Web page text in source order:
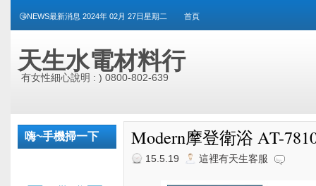
😘NEWS最新消息 2024年 02月 27日星期二 首頁
天生水電材料行
有女性細心說明 : ) 0800-802-639
嗨~手機掃一下 Modern摩登衛浴 AT-
15.5.19 這裡有天生客服